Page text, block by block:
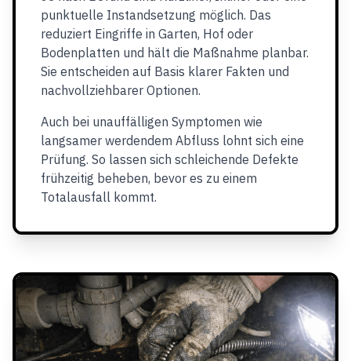
punktuelle Instandsetzung möglich. Das
reduziert Eingriffe in Garten, Hof oder
Bodenplatten und hält die Maßnahme planbar.
Sie entscheiden auf Basis klarer Fakten und
nachvollziehbarer Optionen.
Auch bei unauffälligen Symptomen wie
langsamer werdendem Abfluss lohnt sich eine
Prüfung. So lassen sich schleichende Defekte
frühzeitig beheben, bevor es zu einem
Totalausfall kommt.